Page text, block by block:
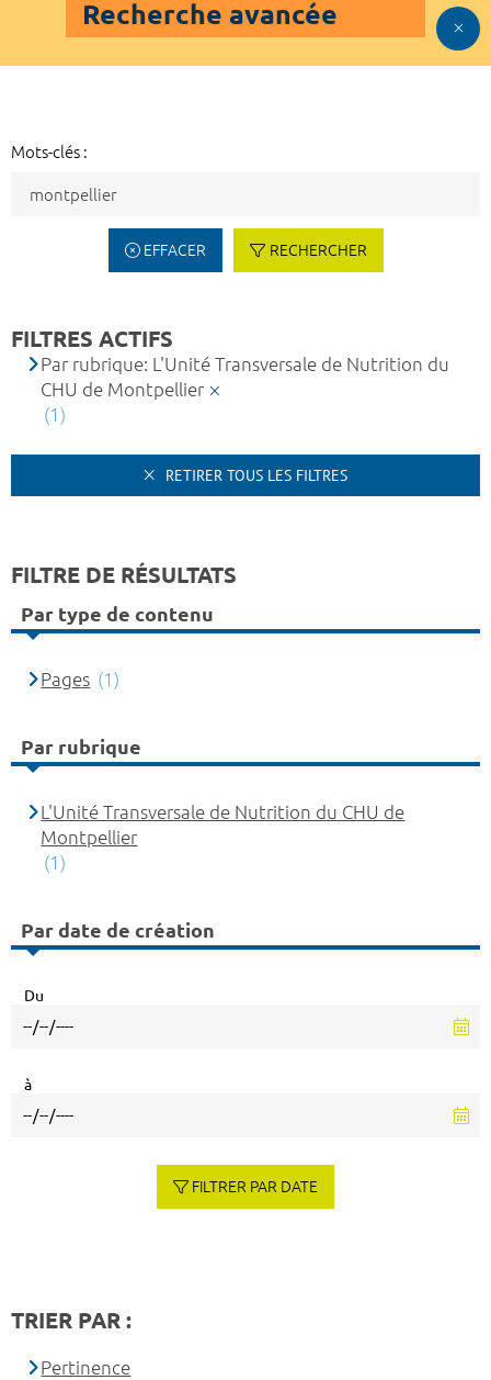
Recherche avancée
Mots-clés :
EFFACER RECHERCHER
FILTRES ACTIFS
Par rubrique: L'Unité Transversale de Nutrition du
CHU de Montpellier
(1)
RETIRER TOUS LES FILTRES
FILTRE DE RÉSULTATS
Par type de contenu
Pages (1)
Par rubrique
L'Unité Transversale de Nutrition du CHU de
Montpellier
(1)
Par date de création
Du
à
FILTRER PAR DATE
TRIER PAR :
Pertinence